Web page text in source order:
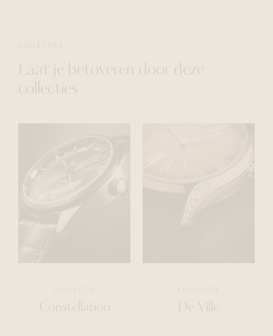
Laat je betoveren door deze
collecties
Constellation De Ville